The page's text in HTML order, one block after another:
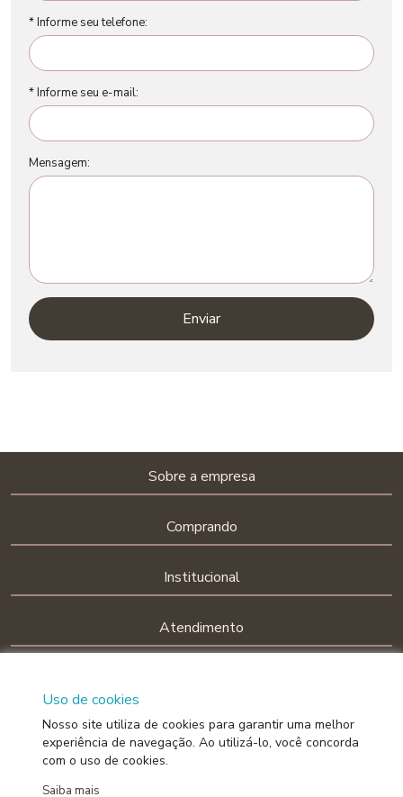
* Informe seu telefone:
* Informe seu e-mail:
Mensagem:
Enviar
Sobre a empresa
Comprando
Institucional
Atendimento
Uso de cookies
Nosso site utiliza de cookies para garantir uma melhor
experiência de navegação. Ao utilizá-lo, você concorda
com o uso de cookies.
Saiba mais